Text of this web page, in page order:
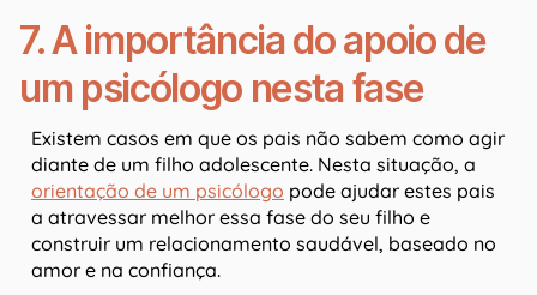
7. A importância do apoio de
um psicólogo nesta fase
Existem casos em que os pais não sabem como agir
diante de um filho adolescente. Nesta situação, a
orientação de um psicólogo pode ajudar estes pais
a atravessar melhor essa fase do seu filho e
construir um relacionamento saudável, baseado no
amor e na confiança.